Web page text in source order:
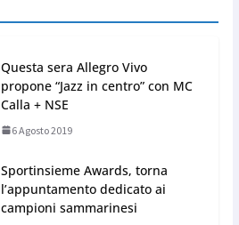
Questa sera Allegro Vivo
propone “Jazz in centro” con MC
Calla + NSE
6 Agosto 2019
Sportinsieme Awards, torna
l’appuntamento dedicato ai
campioni sammarinesi